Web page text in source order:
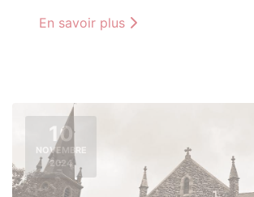
En savoir plus
10
NOVEMBRE
2024